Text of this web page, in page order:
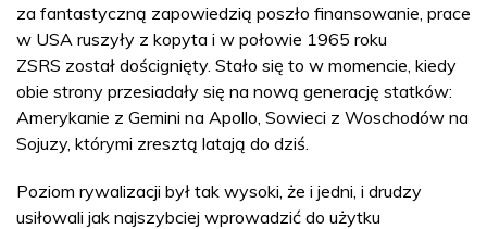
za fantastyczną zapowiedzią poszło finansowanie, prace
w USA ruszyły z kopyta i w połowie 1965 roku
ZSRS został doścignięty. Stało się to w momencie, kiedy
obie strony przesiadały się na nową generację statków:
Amerykanie z Gemini na Apollo, Sowieci z Woschodów na
Sojuzy, którymi zresztą latają do dziś.
Poziom rywalizacji był tak wysoki, że i jedni, i drudzy
usiłowali jak najszybciej wprowadzić do użytku